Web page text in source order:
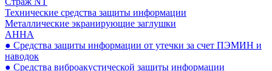
Технические средства защиты информации
Металлические экранирующие заглушки
АННА
● Средства защиты информации от утечки за счет ПЭМИН и
наводок
● Средства виброакустической защиты информации